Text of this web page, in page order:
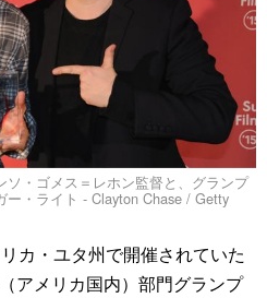
・ゴメス＝レホン監督と、グランプ
ー・ライト - Clayton Chase / Getty
カ・ユタ州で開催されていた
アメリカ国内）部門グランプ